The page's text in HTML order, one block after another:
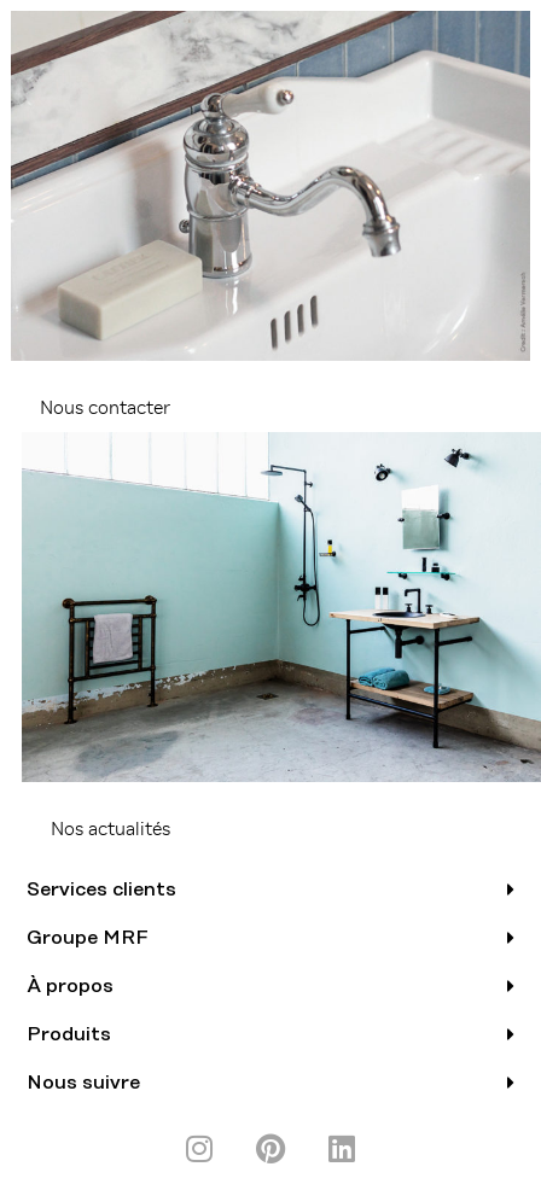
Nous contacter
Nos actualités
Services clients
Groupe MRF
À propos
Produits
Nous suivre
I
P
i
L